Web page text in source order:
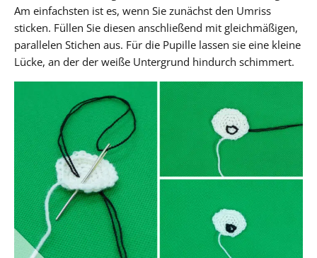
Am einfachsten ist es, wenn Sie zunächst den Umriss
sticken. Füllen Sie diesen anschließend mit gleichmäßigen,
parallelen Stichen aus. Für die Pupille lassen sie eine kleine
Lücke, an der der weiße Untergrund hindurch schimmert.